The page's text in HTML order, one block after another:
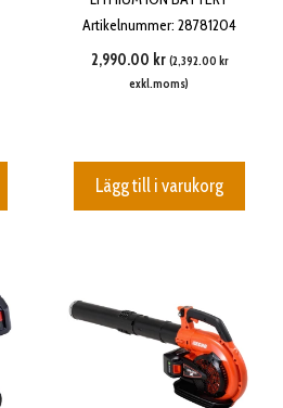
Artikelnummer: 28781204
2,990.00 kr (2,392.00 kr
exkl.moms)
Lägg till i varukorg